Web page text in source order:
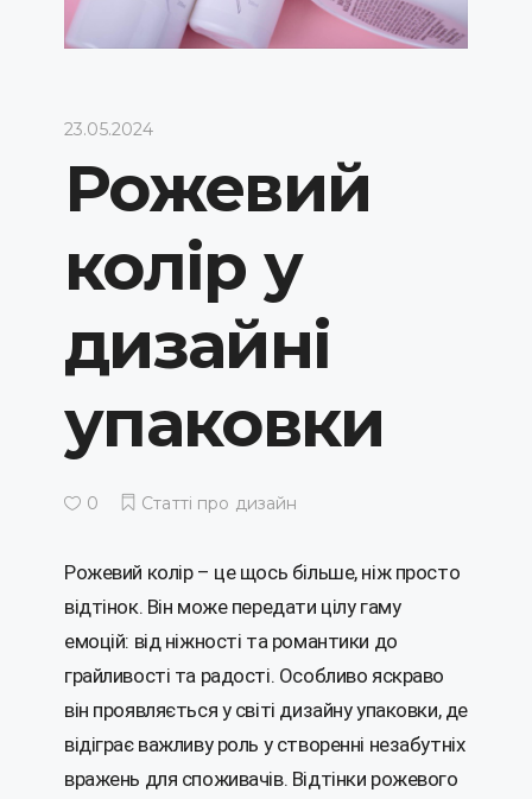
23.05.2024
Рожевий
колір у
дизайні
упаковки
0 Статті про дизайн
Рожевий колір – це щось більше, ніж просто
відтінок. Він може передати цілу гаму
емоцій: від ніжності та романтики до
грайливості та радості. Особливо яскраво
він проявляється у світі дизайну упаковки, де
відіграє важливу роль у створенні незабутніх
вражень для споживачів. Відтінки рожевого